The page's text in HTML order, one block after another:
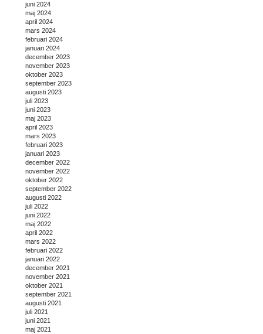
juni 2024
maj 2024
april 2024
mars 2024
februari 2024
januari 2024
december 2023
november 2023
oktober 2023
september 2023
augusti 2023
juli 2023
juni 2023
maj 2023
april 2023
mars 2023
februari 2023
januari 2023
december 2022
november 2022
oktober 2022
september 2022
augusti 2022
juli 2022
juni 2022
maj 2022
april 2022
mars 2022
februari 2022
januari 2022
december 2021
november 2021
oktober 2021
september 2021
augusti 2021
juli 2021
juni 2021
maj 2021